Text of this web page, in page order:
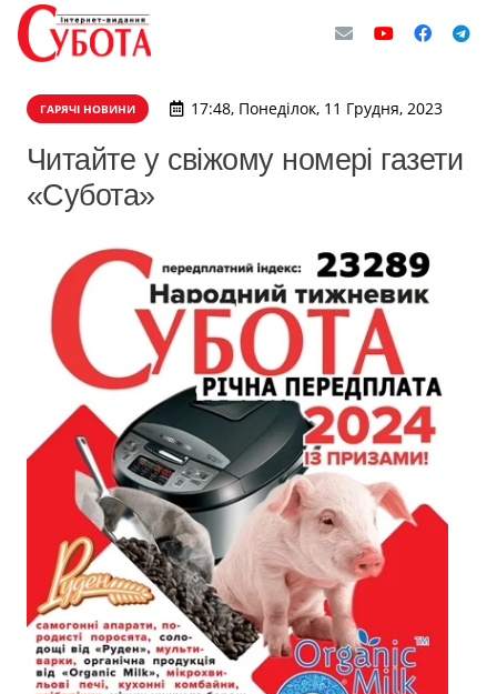
ГАРЯЧІ НОВИНИ 17:48, Понеділок, 11 Грудня, 2023
Читайте у свіжому номері газети
«Субота»